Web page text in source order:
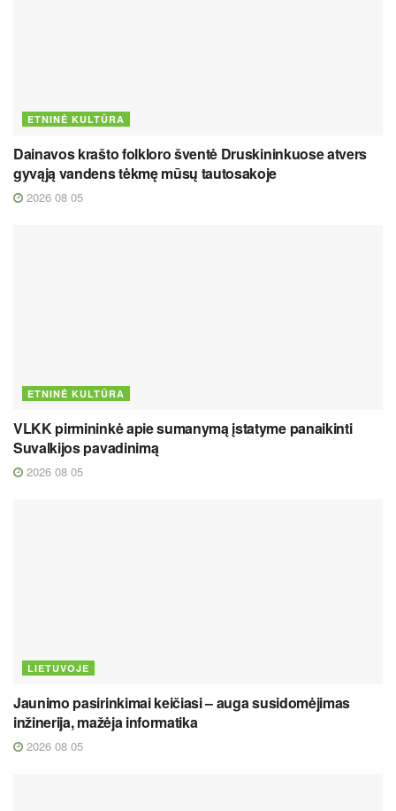
ETNINĖ KULTŪRA
Dainavos krašto folkloro šventė Druskininkuose atvers
gyvąją vandens tėkmę mūsų tautosakoje
2026 08 05
ETNINĖ KULTŪRA
VLKK pirmininkė apie sumanymą įstatyme panaikinti
Suvalkijos pavadinimą
2026 08 05
LIETUVOJE
Jaunimo pasirinkimai keičiasi – auga susidomėjimas
inžinerija, mažėja informatika
2026 08 05